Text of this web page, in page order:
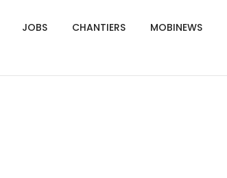
JOBS CHANTIERS MOBINEWS